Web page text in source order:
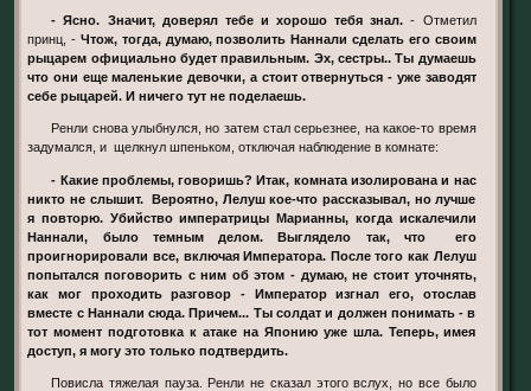
- Ясно. Значит, доверял тебе и хорошо тебя знал. - Отметил
принц, - Чтож, тогда, думаю, позволить Наннали сделать его своим
рыцарем официально будет правильным. Эх, сестры.. Ты думаешь
что они еще маленькие девочки, а стоит отвернуться - уже заводят
себе рыцарей. И ничего тут не поделаешь.
Ренли снова улыбнулся, но затем стал серьезнее, на какое-то время
задумался, и щелкнул шпеньком, отключая наблюдение в комнате:
- Какие проблемы, говоришь? Итак, комната изолирована и нас
никто не слышит. Вероятно, Лелуш кое-что рассказывал, но лучше
я повторю. Убийство императрицы Марианны, когда искалечили
Наннали, было темным делом. Выглядело так, что его
проигнорировали все, включая Императора. После того как Лелуш
попытался поговорить с ним об этом - думаю, не стоит уточнять,
как мог проходить разговор - Император изгнал его, отослав
вместе с Наннали сюда. Причем... Ты солдат и должен понимать - в
тот момент подготовка к атаке на Японию уже шла. Теперь, имея
доступ, я могу это только подтвердить.
Повисла тяжелая пауза. Ренли не сказал этого вслух, но все было